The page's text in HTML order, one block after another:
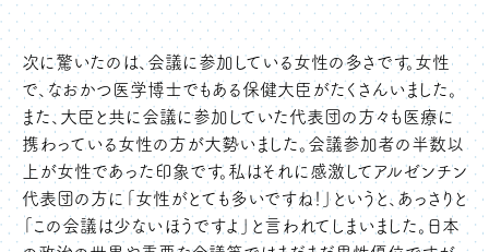
次に驚いたのは、会議に参加している女性の多さです。女性
で、なおかつ医学博士でもある保健大臣がたくさんいました。
また、大臣と共に会議に参加していた代表団の方々も医療に
携わっている女性の方が大勢いました。会議参加者の半数以
上が女性であった印象です。私はそれに感激してアルゼンチン
代表団の方に「女性がとても多いですね！」というと、あっさりと
「この会議は少ないほうですよ」と言われてしまいました。日本